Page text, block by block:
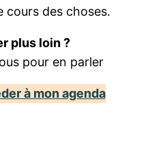
cours des choses.
plus loin ?
pour en parler
à mon agenda